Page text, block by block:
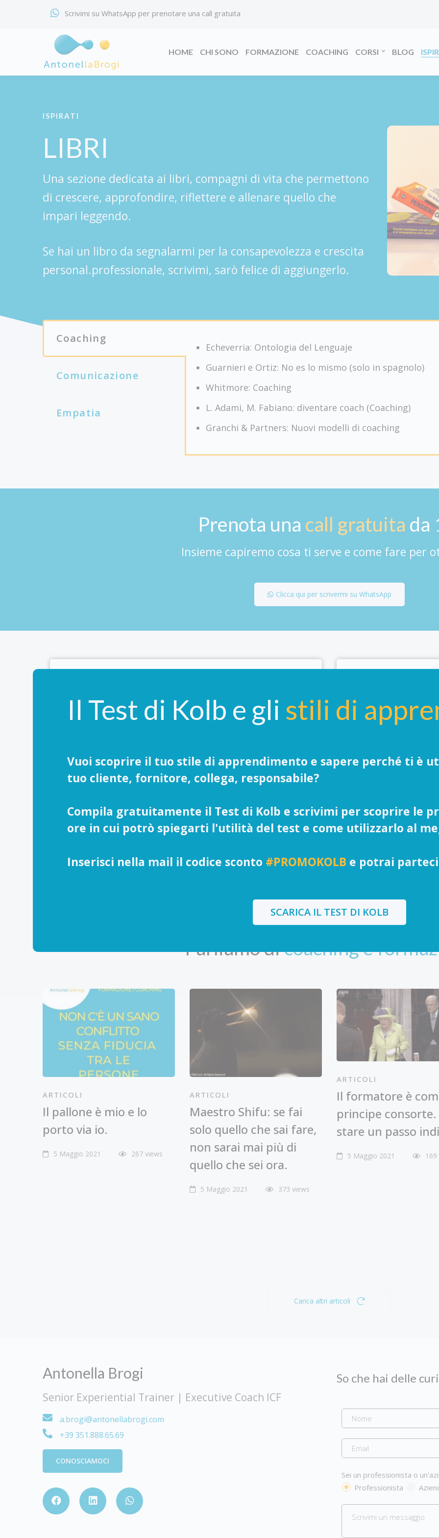
Scrivimi su WhatsApp per prenotare una call gratuita
HOME CHI SONO FORMAZIONE COACHING CORSI BLOG
ISPIRATI
LIBRI
Una sezione dedicata ai libri, compagni di vita che permettono
di crescere, approfondire, riflettere e allenare quello che
impari leggendo.
Se hai un libro da segnalarmi per la consapevolezza e crescita
personal.professionale, scrivimi, sarò felice di aggiungerlo.
Coaching
Comunicazione
Empatia
Echeverria: Ontologia del Lenguaje
Guarnieri e Ortiz: No es lo mismo (solo in spagnolo)
Whitmore: Coaching
L. Adami, M. Fabiano: diventare coach (Coaching)
Granchi & Partners: Nuovi modelli di coaching
Prenota una call gratuita da
Insieme capiremo cosa ti serve e come fare per
Clicca qui per scrivermi su WhatsApp
Professionista
Impara a dire di no con assertività
Litiga meglio.. di adesso!
Risolvi un problema
Sciogli un dubbio
Scopri come ti sono utile
clima, creare un
organizzazione
Parliamo dicoaching e
ARTICOLI
Il pallone è mio e lo
porto via io.
5 Maggio 2021 267 views
ARTICOLI
Maestro Shifu: se fai
solo quello che sai fare,
non sarai mai più di
quello che sei ora.
5 Maggio 2021 373 views
ARTICOLI
Il formatore è
principe consorte.
stare un passo
5 Maggio 2021 169
Carica altri articoli
Antonella Brogi
Senior Experiential Trainer | Executive Coach ICF
a.brogi@antonellabrogi.com
+39 351.888.65.69
CONOSCIAMOCI
So che hai delle
Sei un professionista o
Professionista
Il Test di Kolb e gli stili di
Vuoi scoprire il tuo stile di apprendimento e sapere perché ti è
tuo cliente, fornitore, collega, responsabile?
Compila gratuitamente il Test di Kolb e scrivimi per scoprire le
ore in cui potrò spiegarti l'utilità del test e come utilizzarlo al
Inserisci nella mail il codice sconto #PROMOKOLB e potrai
SCARICA IL TEST DI KOLB